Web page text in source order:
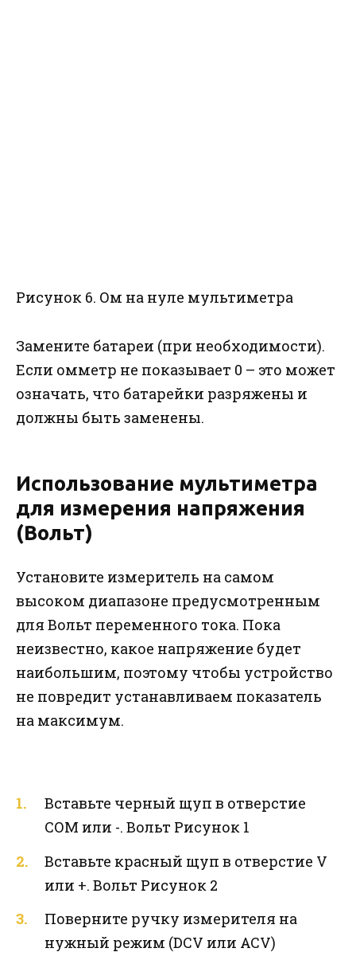
Рисунок 6. Ом на нуле мультиметра
Замените батареи (при необходимости).
Если омметр не показывает 0 – это может
означать, что батарейки разряжены и
должны быть заменены.
Использование мультиметра
для измерения напряжения
(Вольт)
Установите измеритель на самом
высоком диапазоне предусмотренным
для Вольт переменного тока. Пока
неизвестно, какое напряжение будет
наибольшим, поэтому чтобы устройство
не повредит устанавливаем показатель
на максимум.
Вставьте черный щуп в отверстие
СОМ или -. Вольт Рисунок 1
Вставьте красный щуп в отверстие V
или +. Вольт Рисунок 2
Поверните ручку измерителя на
нужный режим (DCV или ACV)